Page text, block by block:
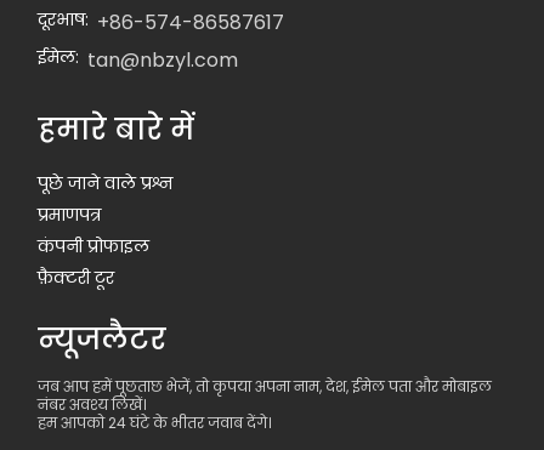
दूरभाष: +86-574-86587617
ईमेल: tan@nbzyl.com
हमारे बारे में
पूछे जाने वाले प्रश्न
प्रमाणपत्र
कंपनी प्रोफाइल
फ़ैक्टरी टूर
न्यूजलैटर
जब आप हमें पूछताछ भेजें, तो कृपया अपना नाम, देश, ईमेल पता और मोबाइल
नंबर अवश्य लिखें।
हम आपको 24 घंटे के भीतर जवाब देंगे।